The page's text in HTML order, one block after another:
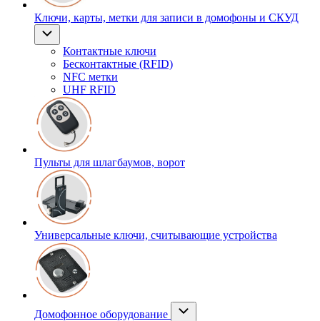
Ключи, карты, метки для записи в домофоны и СКУД
Контактные ключи
Бесконтактные (RFID)
NFC метки
UHF RFID
Пульты для шлагбаумов, ворот
Универсальные ключи, считывающие устройства
Домофонное оборудование